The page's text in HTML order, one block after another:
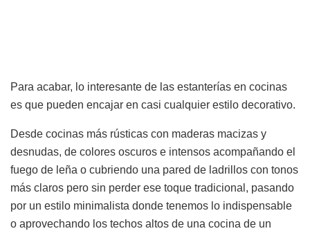
Para acabar, lo interesante de las estanterías en cocinas
es que pueden encajar en casi cualquier estilo decorativo.
Desde cocinas más rústicas con maderas macizas y
desnudas, de colores oscuros e intensos acompañando el
fuego de leña o cubriendo una pared de ladrillos con tonos
más claros pero sin perder ese toque tradicional, pasando
por un estilo minimalista donde tenemos lo indispensable
o aprovechando los techos altos de una cocina de un